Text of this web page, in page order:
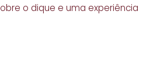
o dique e uma experiência